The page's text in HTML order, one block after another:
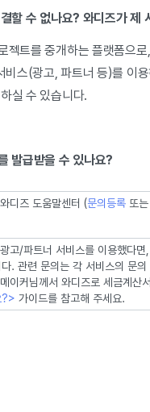
할 수 없나요? 와디즈가 제
젝트를 중개하는 플랫폼으
비스(광고, 파트너 등)를 이
실 수 있습니다.
발급받을 수 있나요?
디즈 도움말센터 (문의등록 또
고/파트너 서비스를 이용했다
. 관련 문의는 각 서비스의 문의
이커님께서 와디즈로 세금계산
?> 가이드를 참고해 주세요.